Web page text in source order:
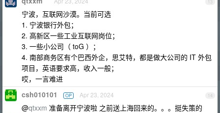
13
宁波，互联网沙漠。当前可选
1. 宁波银行外包；
2. 高新区一些工业互联网岗位；
3. 一些小公司（ toG ）；
4. 南部商务区有个巴西外企，思艾特，都是做大公司的 IT 外包
项目，英语要求高，收入一般；
哎，一言难进
14
csh010101 OP Apr 23, 2024
@qtxxm 准备离开宁波啦 之前送上海回来的。。。挺失策的